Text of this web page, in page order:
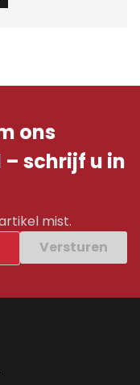
ons
schrijf u in
mist.
Versturen